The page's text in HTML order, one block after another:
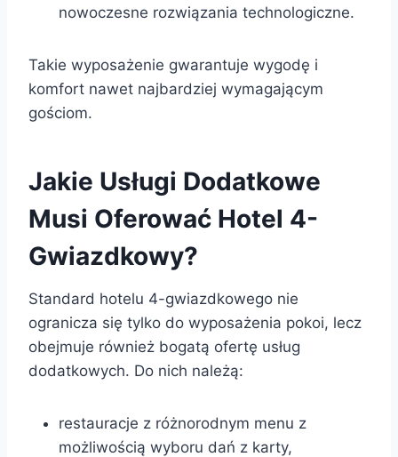
nowoczesne rozwiązania technologiczne.
Takie wyposażenie gwarantuje wygodę i
komfort nawet najbardziej wymagającym
gościom.
Jakie Usługi Dodatkowe
Musi Oferować Hotel 4-
Gwiazdkowy?
Standard hotelu 4-gwiazdkowego nie
ogranicza się tylko do wyposażenia pokoi, lecz
obejmuje również bogatą ofertę usług
dodatkowych. Do nich należą:
restauracje z różnorodnym menu z
możliwością wyboru dań z karty,